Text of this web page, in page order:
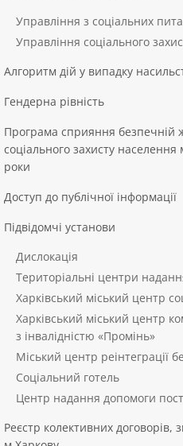
Управління з соціальних
Управління соціального
Алгоритм дій у випадку
Гендерна рівність
Програма сприяння безпечній
соціального захисту
роки
Доступ до публічної інформації
Підвідомчі установи
Дислокація
Територіальні центри
Харківський міський центр
Харківський міський центр
з інвалідністю «Промінь»
Міський центр реінтеграції
Соціальний готель
Центр надання допомоги
Реєстр колективних договорів,